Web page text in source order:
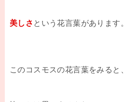
美しさ という花言葉があります。
このコスモスの花言葉をみると、